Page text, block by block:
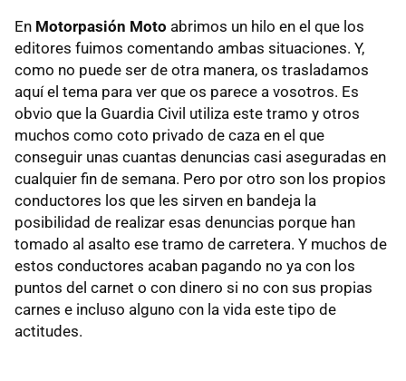
En Motorpasión Moto abrimos un hilo en el que los
editores fuimos comentando ambas situaciones. Y,
como no puede ser de otra manera, os trasladamos
aquí el tema para ver que os parece a vosotros. Es
obvio que la Guardia Civil utiliza este tramo y otros
muchos como coto privado de caza en el que
conseguir unas cuantas denuncias casi aseguradas en
cualquier fin de semana. Pero por otro son los propios
conductores los que les sirven en bandeja la
posibilidad de realizar esas denuncias porque han
tomado al asalto ese tramo de carretera. Y muchos de
estos conductores acaban pagando no ya con los
puntos del carnet o con dinero si no con sus propias
carnes e incluso alguno con la vida este tipo de
actitudes.